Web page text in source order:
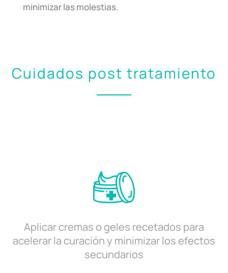
minimizar las molestias.
Cuidados post tratamiento
Aplicar cremas o geles recetados para
acelerar la curación y minimizar los efectos
secundarios